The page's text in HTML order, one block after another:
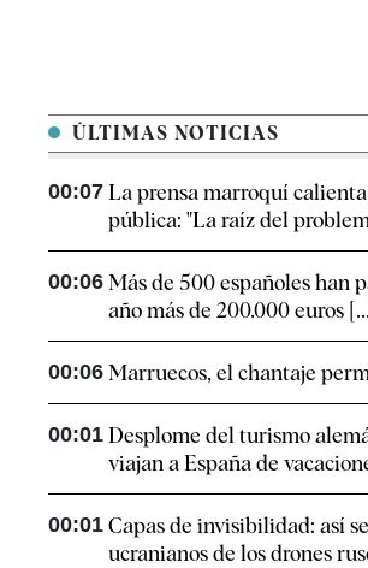
ÚLTIMAS NOTICIAS
00:07 La prensa marroquí
pública: "La raíz del
00:06 Más de 500 españoles han
año más de 200.000 euros
00:06 Marruecos, el chantaje
00:01 Desplome del turismo
viajan a España de
00:01 Capas de invisibilidad: así
ucranianos de los drones